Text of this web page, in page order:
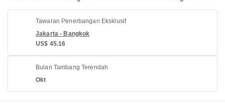
Tawaran Penerbangan Eksklusif
Jakarta - Bangkok
US$ 45.16
Bulan Tambang Terendah
Okt